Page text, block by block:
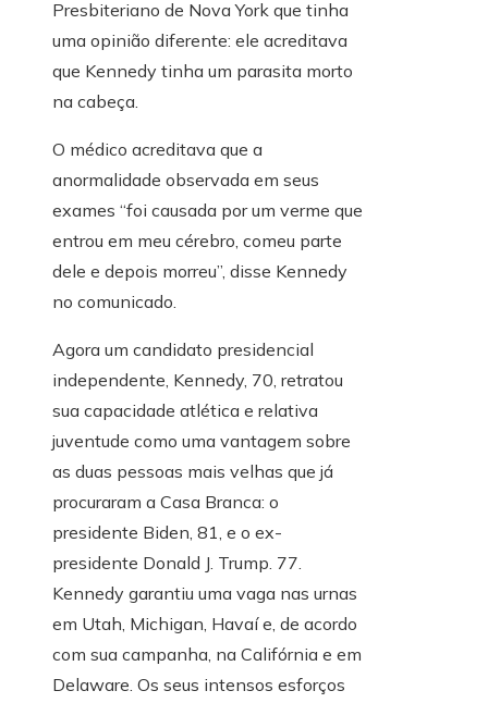
Presbiteriano de Nova York que tinha
uma opinião diferente: ele acreditava
que Kennedy tinha um parasita morto
na cabeça.
O médico acreditava que a
anormalidade observada em seus
exames “foi causada por um verme que
entrou em meu cérebro, comeu parte
dele e depois morreu”, disse Kennedy
no comunicado.
Agora um candidato presidencial
independente, Kennedy, 70, retratou
sua capacidade atlética e relativa
juventude como uma vantagem sobre
as duas pessoas mais velhas que já
procuraram a Casa Branca: o
presidente Biden, 81, e o ex-
presidente Donald J. Trump. 77.
Kennedy garantiu uma vaga nas urnas
em Utah, Michigan, Havaí e, de acordo
com sua campanha, na Califórnia e em
Delaware. Os seus intensos esforços